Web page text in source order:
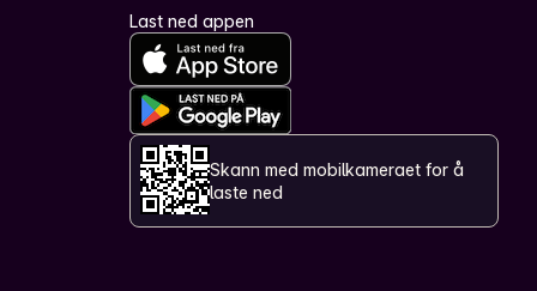
Last ned appen
Skann med mobilkameraet for å
laste ned